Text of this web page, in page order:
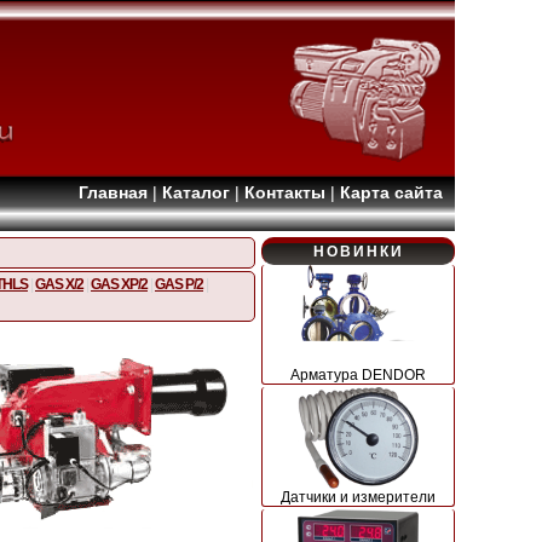
Главная|Каталог|Контакты|Карта сайта
| GAS X/2| GAS XP/2| GAS P/2|
НОВИНКИ
Арматура DENDOR
Датчики и измерители